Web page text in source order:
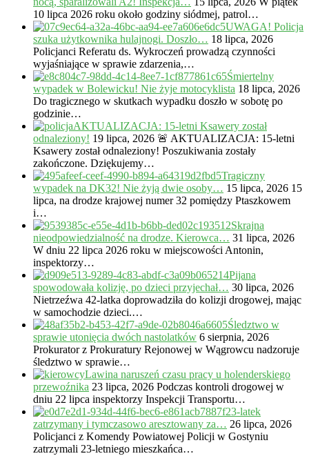
10 lipca 2026 roku około godziny siódmej, patrol…
UWAGA! Policja
szuka użytkownika hulajnogi. Doszło… 18 lipca, 2026
Policjanci Referatu ds. Wykroczeń prowadzą czynności
wyjaśniające w sprawie zdarzenia,…
Śmiertelny
wypadek w Bolewicku! Nie żyje motocyklista 18 lipca, 2026
Do tragicznego w skutkach wypadku doszło w sobotę po
godzinie…
AKTUALIZACJA: 15-letni Ksawery został
odnaleziony! 19 lipca, 2026 🚨 AKTUALIZACJA: 15-letni
Ksawery został odnaleziony! Poszukiwania zostały
zakończone. Dziękujemy…
Tragiczny
wypadek na DK32! Nie żyją dwie osoby… 15 lipca, 2026 15
lipca, na drodze krajowej numer 32 pomiędzy Ptaszkowem
i…
Skrajna
nieodpowiedzialność na drodze. Kierowca… 31 lipca, 2026
W dniu 22 lipca 2026 roku w miejscowości Antonin,
inspektorzy…
Pijana
spowodowała kolizję, po dzieci przyjechał… 30 lipca, 2026
Nietrzeźwa 42-latka doprowadziła do kolizji drogowej, mając
w samochodzie dzieci.…
Śledztwo w
sprawie utonięcia dwóch nastolatków 6 sierpnia, 2026
Prokurator z Prokuratury Rejonowej w Wągrowcu nadzoruje
śledztwo w sprawie…
Lawina naruszeń czasu pracy u holenderskiego
przewoźnika 23 lipca, 2026 Podczas kontroli drogowej w
dniu 22 lipca inspektorzy Inspekcji Transportu…
23-latek
zatrzymany i tymczasowo aresztowany za… 26 lipca, 2026
Policjanci z Komendy Powiatowej Policji w Gostyniu
zatrzymali 23-letniego mieszkańca…